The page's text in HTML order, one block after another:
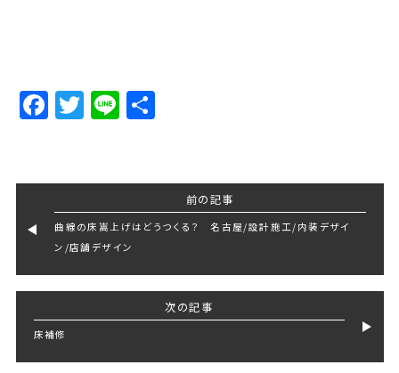
Facebook
Twitter
LineShare
前の記事
曲線の床嵩上げはどうつくる？ 名古屋/設計施工/内装デザイ
ン/店舗デザイン
次の記事
床補修